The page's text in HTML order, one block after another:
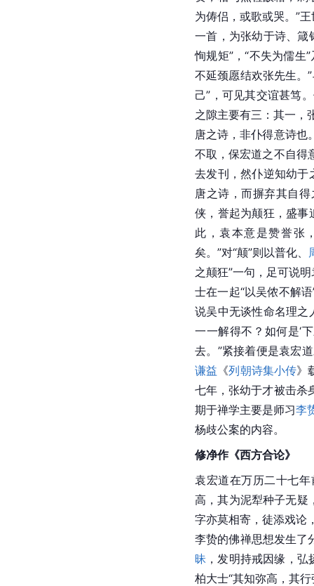
为俦侣，或歌或哭。”
一首，为张幼于诗、箴
恂规矩”，“不失为儒生
不延颈愿结欢张先生。
己”，可见其交谊甚笃
之隙主要有三：其一，
唐之诗，非仆得意诗也
不取，保宏道之不自得
去发刊，然仆逆知幼于
唐之诗，而摒弃其自
侠，誉起为颠狂，盛事
此，袁本意是赞誉张
矣。”对“颠”则以普化、
之颠狂”一句，足可说
士在一起“以吴侬不解
说吴中无谈性命名理之
一一解得不？如何是‘
去。”紧接着便是袁宏
谦益 《列朝诗集小传》
七年，张幼于才被击杀
期于禅学主要是师习李
杨歧公案的内容。
修净作《西方合论》
袁宏道在万历二十七
高，其为泥犁种子无
字亦莫相寄，徒添戏论
李贽的佛禅思想发生了
昧 ，发明持戒因缘，弘
柏大士“其知弥高，其